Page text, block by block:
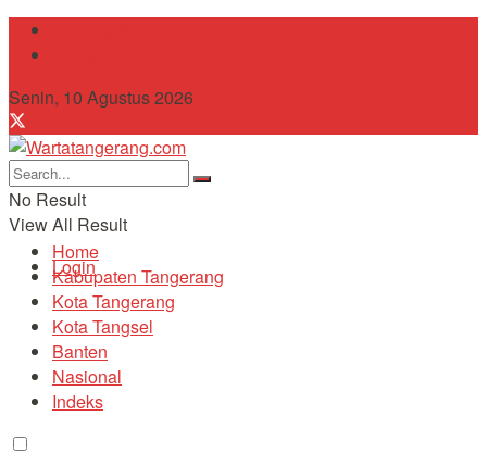
Senin, 10 Agustus 2026
No Result
View All Result
Login
Home
Kabupaten Tangerang
Kota Tangerang
Kota Tangsel
Banten
Nasional
Indeks